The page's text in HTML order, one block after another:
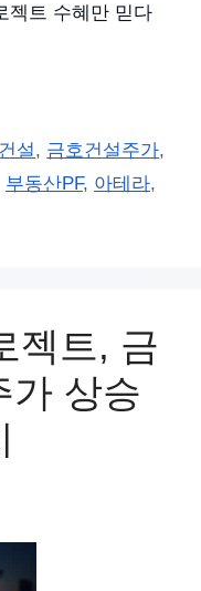
젝트 수혜만 믿다
설 , 금호건설주가,
부동산PF, 아테라,
젝트, 금
가 상승